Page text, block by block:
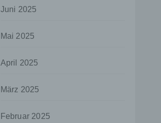
Juni 2025
Mai 2025
April 2025
März 2025
Februar 2025